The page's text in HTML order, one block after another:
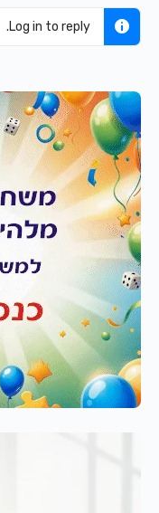
Log in to reply.